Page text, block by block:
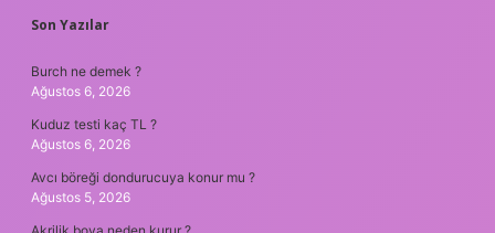
SIDEBAR
Son Yazılar
Burch ne demek ?
Ağustos 6, 2026
Kuduz testi kaç TL ?
Ağustos 6, 2026
Avcı böreği dondurucuya konur mu ?
Ağustos 5, 2026